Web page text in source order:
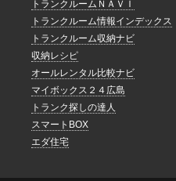
トランクルームＮＡＶＩ
トランクルーム情報インデックス
トランクルーム収納ナビ
収納レシピ
オールレンタル比較ナビ
マイボックス２４広島
トランク探しの達人
スマートBOX
エダ住宅